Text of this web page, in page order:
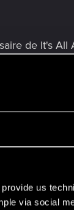
us
via social
de It's
loin, mais
ce
All About